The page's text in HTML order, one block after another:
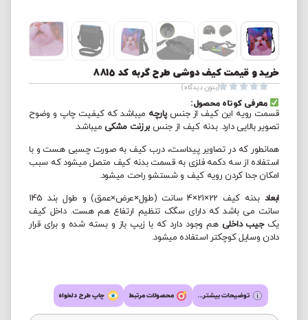
خرید و قیمت کیف دوشی طرح گربه کد 8815




(بدون دیدگاه)
معرفی کوتاه محصول:
قسمت رویه این کیف از جنسپارچه میباشد که کیفیت چاپ و وضوح
تصویر بالایی دارد. بدنه کیف از جنس برزنت مشکیمیباشد.
همانطور که در تصاویر پیداست، درب کیف به صورت چسبی هست و با
استفاده از سه دکمه فلزی به قسمت بدنه کیف متصل میشود که سبب
امکان جدا کردن رویه کیف و شستشو راحت میشود.
ابعاد
بدنه کیف 22×21×4 سانت (طول×عرض×عمق) و طول بند 145
سانت می باشد که دارای سگک تنظیم ارتفاع هم هست. داخل کیف
یکجیب داخلی هم وجود دارد که با زیپ باز و بسته شده و برای قرار
دادن وسایل کوچکتر استفاده میشود.
توضیحات بیشتر... محصولات مرتبط چاپ طرح دلخواه